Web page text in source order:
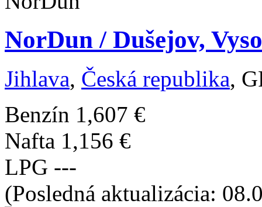
NorDun / Dušejov,
Jihlava, Česká republika,
Benzín 1,607 €
Nafta 1,156 €
LPG ---
(Posledná aktualizácia: